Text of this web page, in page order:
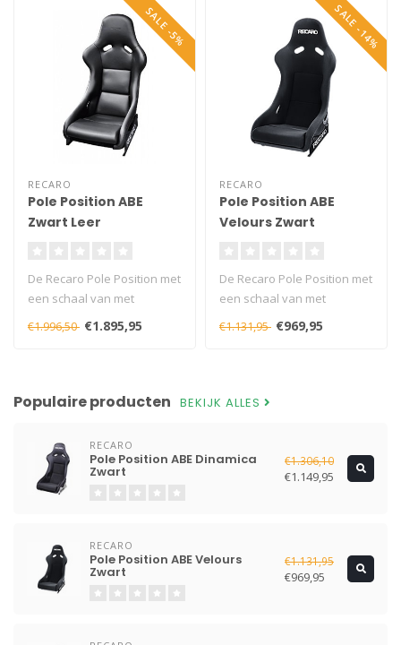
SALE -5%
RECARO
Pole Position ABE
Zwart Leer
De Recaro Pole Position met
een schaal van met
glasvezel versterkte
kunststof, G..
€1.996,50 €1.895,95
SALE -14%
RECARO
Pole Position ABE
Velours Zwart
De Recaro Pole Position met
een schaal van met
glasvezel versterkte
kunststof, G..
€1.131,95 €969,95
Populaire producten BEKIJK ALLES
RECARO
Pole Position ABE Dinamica
Zwart
€1.306,10
€1.149,95
RECARO
Pole Position ABE Velours
Zwart
€1.131,95
€969,95